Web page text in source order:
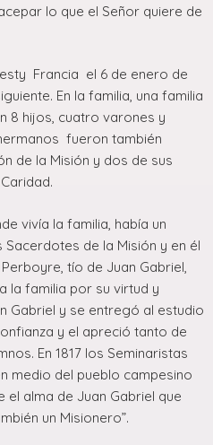
lo que el Señor quiere de
Francia el 6 de enero de
En la familia, una familia
8 hijos, cuatro varones y
fueron también
de la Misión y dos de sus
vivía la familia, había un
de la Misión y en él
tío de Juan Gabriel,
la familia por su virtud y
Gabriel y se entregó al estudio
y el apreció tanto de
En 1817 los Seminaristas
medio del pueblo campesino
alma de Juan Gabriel que
un Misionero”.